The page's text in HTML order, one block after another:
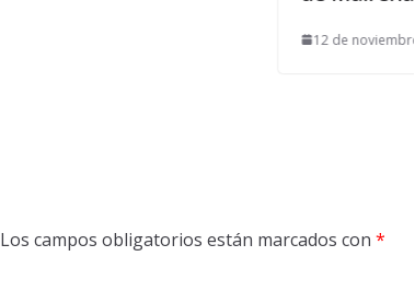
Los campos obligatorios están marcados con *